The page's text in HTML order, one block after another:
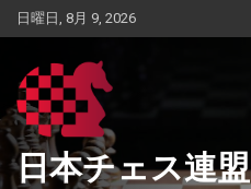
Skip
to
日曜日, 8月 9, 2026
日本チェス連盟